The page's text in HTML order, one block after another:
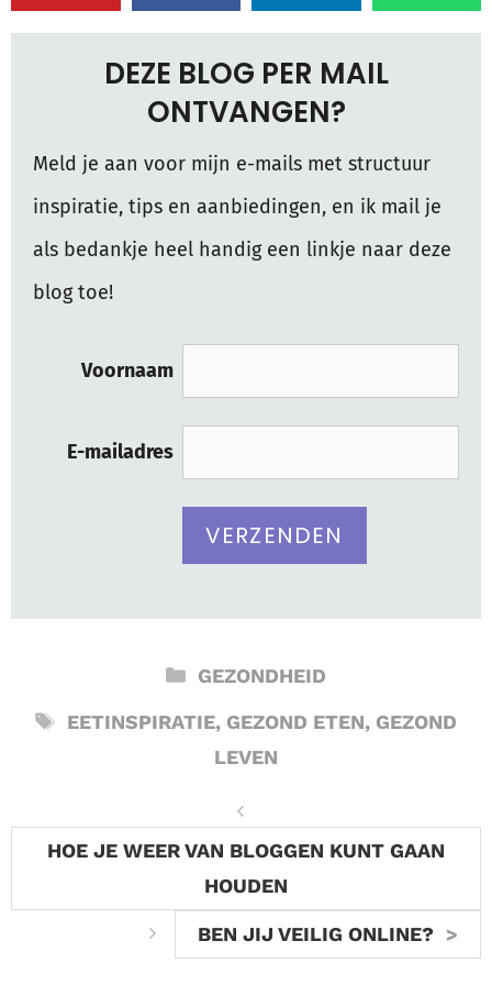
DEZE BLOG PER MAIL
ONTVANGEN?
Meld je aan voor mijn e-mails met structuur
inspiratie, tips en aanbiedingen, en ik mail je
als bedankje heel handig een linkje naar deze
blog toe!
Voornaam
E-mailadres
CATEGORIEËN
GEZONDHEID
TAGS
EETINSPIRATIE, GEZOND ETEN, GEZOND
LEVEN
HOE JE WEER VAN BLOGGEN KUNT GAAN
HOUDEN
BEN JIJ VEILIG ONLINE?